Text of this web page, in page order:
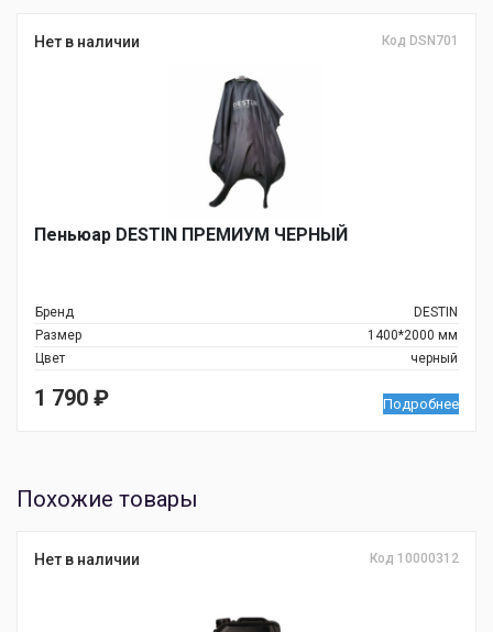
Нет в наличии Код DSN701
Пеньюар DESTIN ПРЕМИУМ ЧЕРНЫЙ
Бренд
DESTIN
Размер
1400*2000 мм
Цвет
черный
1 790 ₽ Подробнее
Похожие товары
Нет в наличии Код 10000312